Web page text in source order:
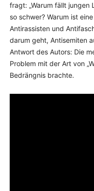
fragt: „Warum fällt jungen
so schwer? Warum ist
Antirassisten und
darum geht, Antisemiten
Antwort des Autors: Die
Problem mit der Art von
Bedrängnis brachte.